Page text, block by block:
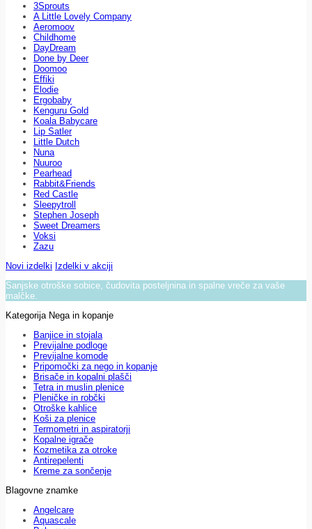
3Sprouts
A Little Lovely Company
Aeromoov
Childhome
DayDream
Done by Deer
Doomoo
Effiki
Elodie
Ergobaby
Kenguru Gold
Koala Babycare
Lip Satler
Little Dutch
Nuna
Nuuroo
Pearhead
Rabbit&Friends
Red Castle
Sleepytroll
Stephen Joseph
Sweet Dreamers
Voksi
Zazu
Novi izdelki Izdelki v akciji
Sanjske otroške sobice, čudovita posteljnina in spalne vreče za vaše
malčke.
Kategorija Nega in kopanje
Banjice in stojala
Previjalne podloge
Previjalne komode
Pripomočki za nego in kopanje
Brisače in kopalni plašči
Tetra in muslin plenice
Pleničke in robčki
Otroške kahlice
Koši za plenice
Termometri in aspiratorji
Kopalne igrače
Kozmetika za otroke
Antirepelenti
Kreme za sončenje
Blagovne znamke
Angelcare
Aquascale